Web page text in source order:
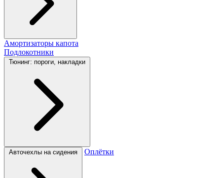
Амортизаторы капота
Подлокотники
Тюнинг: пороги, накладки
Авточехлы на сидения Оплётки